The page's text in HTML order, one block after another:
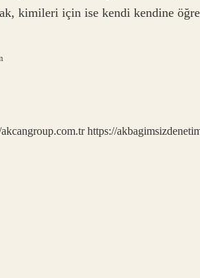
kimileri için ise kendi kendine
https://